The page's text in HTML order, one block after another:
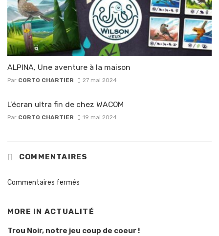
ALPINA, Une aventure à la maison
Par CORTO CHARTIER 27 mai 2024
L’écran ultra fin de chez WACOM
Par CORTO CHARTIER 19 mai 2024
COMMENTAIRES
Commentaires fermés
MORE IN ACTUALITÉ
Trou Noir, notre jeu coup de coeur !